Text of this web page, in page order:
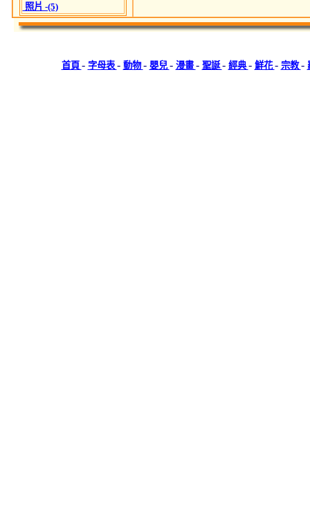
照片 -(5)
首頁 - 字母表 - 動物- 嬰兒- 漫畫- 聖誕- 經典- 鮮花- 宗教-